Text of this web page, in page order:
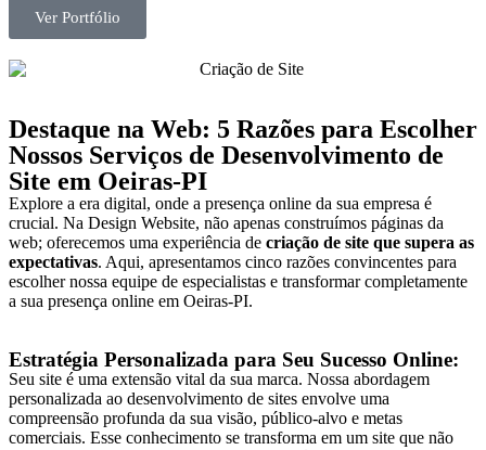
Ver Portfólio
Destaque na Web: 5 Razões para Escolher
Nossos Serviços de Desenvolvimento de
Site em Oeiras-PI
Explore a era digital, onde a presença online da sua empresa é
crucial. Na Design Website, não apenas construímos páginas da
web; oferecemos uma experiência de criação de site que supera as
expectativas. Aqui, apresentamos cinco razões convincentes para
escolher nossa equipe de especialistas e transformar completamente
a sua presença online em Oeiras-PI.
Estratégia Personalizada para Seu Sucesso Online:
Seu site é uma extensão vital da sua marca. Nossa abordagem
personalizada ao desenvolvimento de sites envolve uma
compreensão profunda da sua visão, público-alvo e metas
comerciais. Esse conhecimento se transforma em um site que não